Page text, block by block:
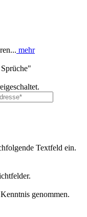
mehr
Textfeld ein.
genommen.